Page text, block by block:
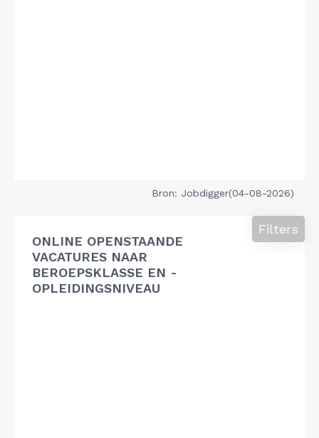
Bron: Jobdigger(04-08-2026)
ONLINE OPENSTAANDE
VACATURES NAAR
BEROEPSKLASSE EN -
OPLEIDINGSNIVEAU
Filters